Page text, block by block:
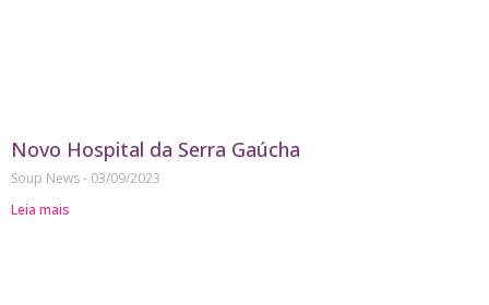
Novo Hospital da Serra Gaúcha
Soup News
03/09/2023
Leia mais